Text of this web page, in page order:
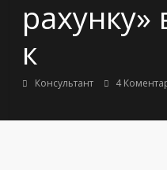
к
Консультант 4